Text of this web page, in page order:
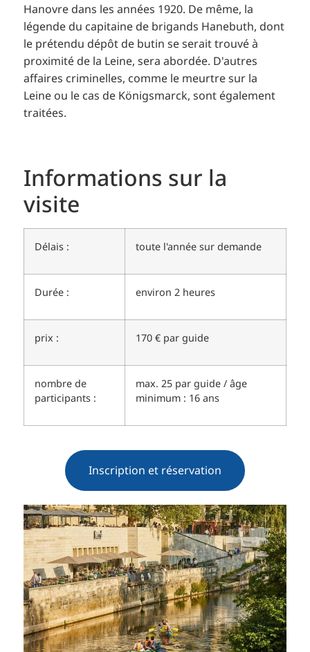
Hanovre dans les années 1920. De même, la
légende du capitaine de brigands Hanebuth, dont
le prétendu dépôt de butin se serait trouvé à
proximité de la Leine, sera abordée. D'autres
affaires criminelles, comme le meurtre sur la
Leine ou le cas de Königsmarck, sont également
traitées.
Informations sur la
visite
Délais : toute l'année sur demande
Durée : environ 2 heures
prix : 170 € par guide
nombre de
participants :
max. 25 par guide / âge
minimum : 16 ans
Inscription et réservation